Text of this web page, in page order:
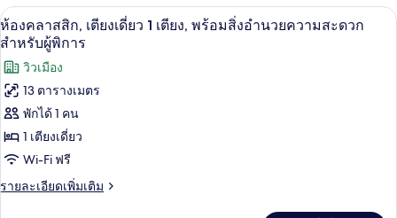
ใหญ่
2
เตียง
กับ
ห้อง
ดี
ซ์,
เตียง
ใหญ่
2
เตียง
เปิด
ภาพถ่าย
ทั้งหมด
ของ
ห้อง
คลาส
เตียง
มินิบาร์, โต๊ะทำงาน, พื้นที่ทำงานแบบใ
3
ห้องคลาสสิก, เตียงเดี่ยว 1 เตียง, พร้อมสิ่งอำนวยความสะดวก
สำหรับผู้พิการ
วิวเมือง
13 ตารางเมตร
พักได้ 1 คน
1 เตียงเดี่ยว
Wi-Fi ฟรี
รายละเอียดเพิ่มเติม
ราย